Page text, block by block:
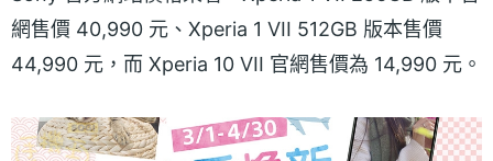
網售價 40,990 元、Xperia 1 VII 512GB 版本售價
44,990 元，而 Xperia 10 VII 官網售價為 14,990 元。